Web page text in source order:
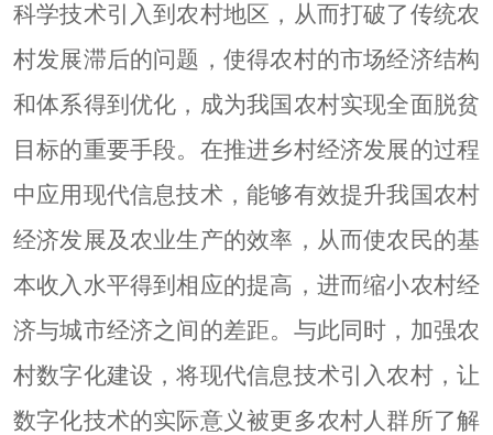
科学技术引入到农村地区，从而打破了传统农
村发展滞后的问题，使得农村的市场经济结构
和体系得到优化，成为我国农村实现全面脱贫
目标的重要手段。在推进乡村经济发展的过程
中应用现代信息技术，能够有效提升我国农村
经济发展及农业生产的效率，从而使农民的基
本收入水平得到相应的提高，进而缩小农村经
济与城市经济之间的差距。与此同时，加强农
村数字化建设，将现代信息技术引入农村，让
数字化技术的实际意义被更多农村人群所了解